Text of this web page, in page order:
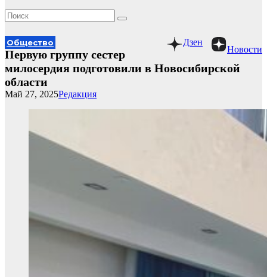
Новости
Дзен
Общество
Первую группу сестер
милосердия подготовили в Новосибирской
области
Редакция
Май 27, 2025